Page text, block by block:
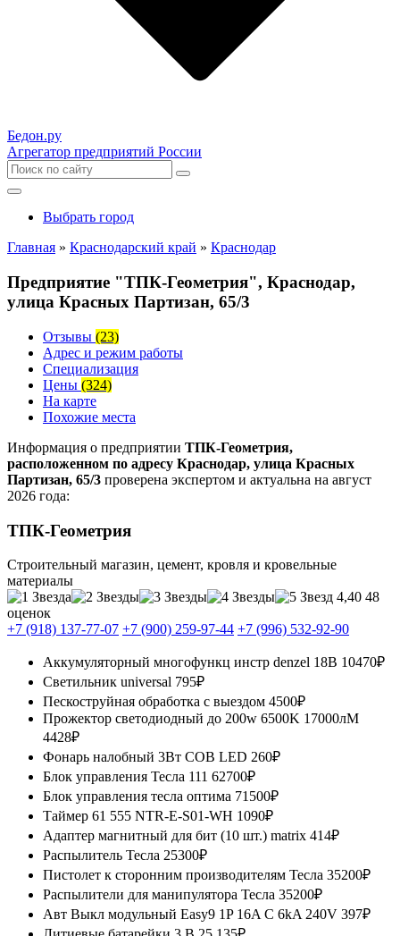
Бедон.ру
Агрегатор предприятий России
Выбрать город
Главная » Краснодарский край » Краснодар
Предприятие "ТПК-Геометрия", Краснодар,
улица Красных Партизан, 65/3
Отзывы (23)
Адрес и режим работы
Специализация
Цены (324)
На карте
Похожие места
Информация о предприятии ТПК-Геометрия,
расположенном по адресу Краснодар, улица Красных
Партизан, 65/3 проверена экспертом и актуальна на август
2026 года:
ТПК-Геометрия
Строительный магазин, цемент, кровля и кровельные
материалы
4,40 48
оценок
+7 (918) 137-77-07 +7 (900) 259-97-44 +7 (996) 532-92-90
Аккумуляторный многофункц инстр denzel 18В 10470₽
Светильник universal 795₽
Пескоструйная обработка с выездом 4500₽
Прожектор светодиодный до 200w 6500K 17000лМ
4428₽
Фонарь налобный 3Вт COB LED 260₽
Блок управления Тесла 111 62700₽
Блок управления тесла оптима 71500₽
Таймер 61 555 NTR-E-S01-WH 1090₽
Адаптер магнитный для бит (10 шт.) matrix 414₽
Распылитель Тесла 25300₽
Пистолет к сторонним производителям Тесла 35200₽
Распылители для манипулятора Тесла 35200₽
Авт Выкл модульный Easy9 1P 16A C 6kA 240V 397₽